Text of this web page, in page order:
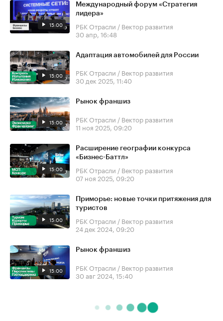
15:00
Международный форум «Стратегия
лидера»
РБК Отрасли / Вектор развития
30 апр, 16:48
15:00
Адаптация автомобилей для России
РБК Отрасли / Вектор развития
30 дек 2025, 11:40
15:00
Рынок франшиз
РБК Отрасли / Вектор развития
11 ноя 2025, 09:20
15:00
Расширение географии конкурса
«Бизнес-Баттл»
РБК Отрасли / Вектор развития
07 ноя 2025, 09:20
15:00
Приморье: новые точки притяжения для
туристов
РБК Отрасли / Вектор развития
24 дек 2024, 09:20
15:00
Рынок франшиз
РБК Отрасли / Вектор развития
30 авг 2024, 15:40